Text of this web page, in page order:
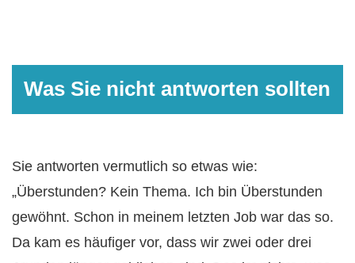
Was Sie nicht antworten sollten
Sie antworten vermutlich so etwas wie:
„Überstunden? Kein Thema. Ich bin Überstunden
gewöhnt. Schon in meinem letzten Job war das so.
Da kam es häufiger vor, dass wir zwei oder drei